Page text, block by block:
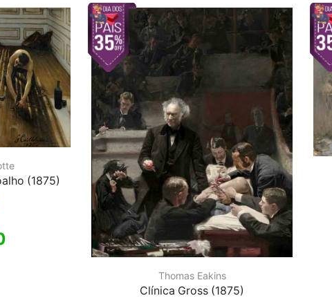
(1875)
Thomas Eakins
Clínica Gross (1875)